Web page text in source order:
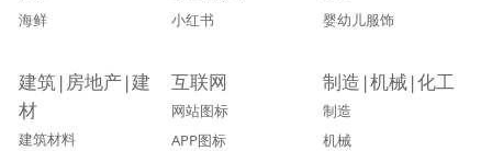
海鲜
小红书
婴幼儿服饰
建筑|房地产|建
材
建筑材料
互联网
网站图标
APP图标
制造|机械|化工
制造
机械